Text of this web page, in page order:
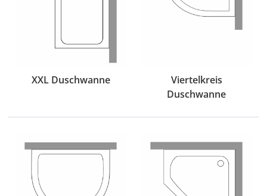
XXL Duschwanne
Viertelkreis
Duschwanne